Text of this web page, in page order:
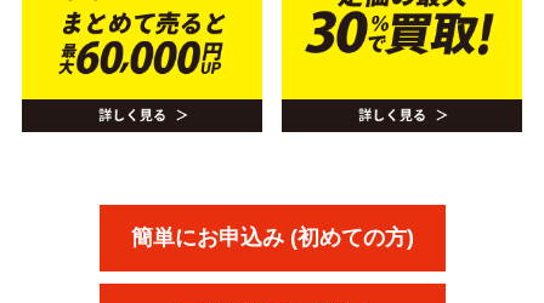
簡単にお申込み (初めての方)